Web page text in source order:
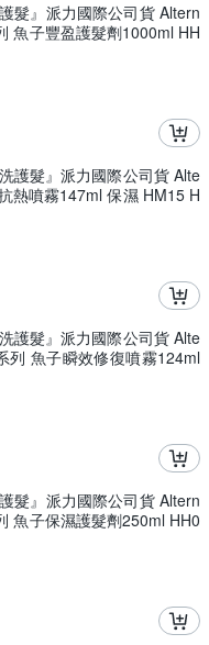
髮』派力國際公司貨 Altern
魚子豐盈護髮劑1000ml HH
護髮』派力國際公司貨 Alte
熱噴霧147ml 保濕 HM15 H
護髮』派力國際公司貨 Alte
列 魚子瞬效修復噴霧124ml
髮』派力國際公司貨 Altern
魚子保濕護髮劑250ml HH0